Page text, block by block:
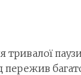
тривалої
пережив